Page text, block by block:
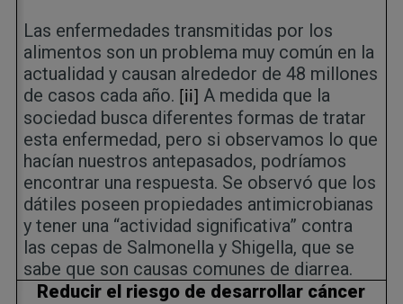
Las enfermedades transmitidas por los
alimentos son un problema muy común en la
actualidad y causan alrededor de 48 millones
de casos cada año.
[ii]
A medida que la
sociedad busca diferentes formas de tratar
esta enfermedad, pero si observamos lo que
hacían nuestros antepasados, podríamos
encontrar una respuesta. Se observó que los
dátiles poseen propiedades antimicrobianas
y tener una “actividad significativa” contra
las cepas de Salmonella y Shigella, que se
sabe que son causas comunes de diarrea.
Reducir el riesgo de desarrollar cáncer